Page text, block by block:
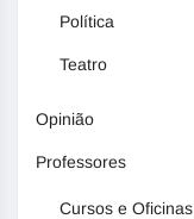
Política
Teatro
Opinião
Professores
Cursos e Oficinas